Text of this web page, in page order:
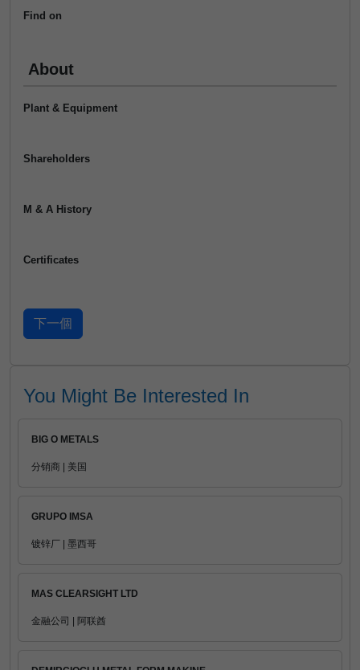
Find on
About
Plant & Equipment
Shareholders
M & A History
Certificates
You Might Be Interested In
BIG O METALS
分销商 | 美国
GRUPO IMSA
镀锌厂 | 墨西哥
MAS CLEARSIGHT LTD
金融公司 | 阿联酋